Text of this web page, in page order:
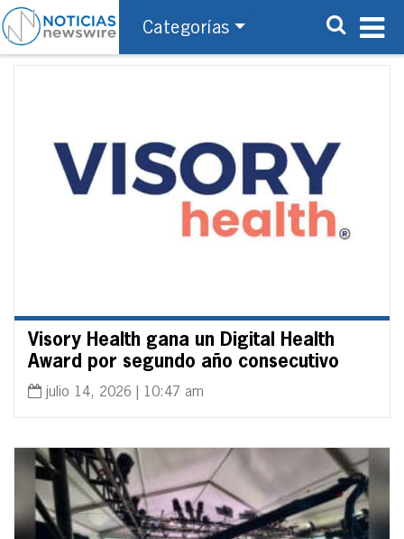
Categorías
Visory Health gana un Digital Health
Award por segundo año consecutivo
julio 14, 2026 | 10:47 am